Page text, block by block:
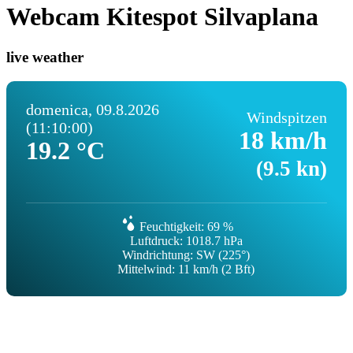
Webcam Kitespot Silvaplana
live weather
domenica, 09.8.2026
(11:10:00)
19.2 °C
Windspitzen
18 km/h
(9.5 kn)
Feuchtigkeit: 69 %
Luftdruck: 1018.7 hPa
Windrichtung: SW (225°)
Mittelwind: 11 km/h (2 Bft)